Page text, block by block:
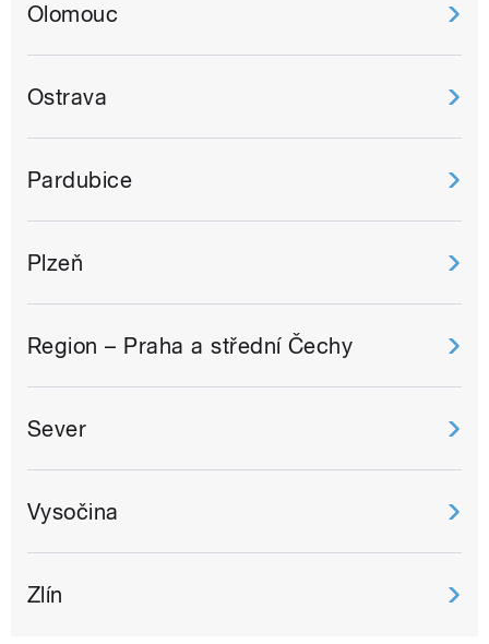
Olomouc
Ostrava
Pardubice
Plzeň
Region – Praha a střední Čechy
Sever
Vysočina
Zlín